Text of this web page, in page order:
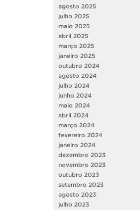
agosto 2025
julho 2025
maio 2025
abril 2025
março 2025
janeiro 2025
outubro 2024
agosto 2024
julho 2024
junho 2024
maio 2024
abril 2024
março 2024
fevereiro 2024
janeiro 2024
dezembro 2023
novembro 2023
outubro 2023
setembro 2023
agosto 2023
julho 2023